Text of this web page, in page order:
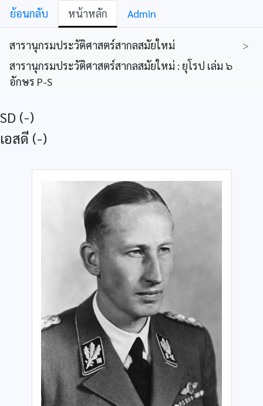
ย้อนกลับ หน้าหลัก Admin
สารานุกรมประวัติศาสตร์สากลสมัยใหม่
>
สารานุกรมประวัติศาสตร์สากลสมัยใหม่ : ยุโรป เล่ม ๖
อักษร P-S
SD (-)
เอสดี (-)